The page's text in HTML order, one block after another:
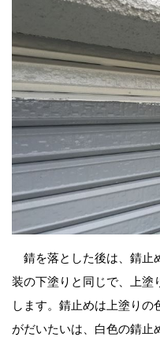
錆を落とした後は、錆止
装の下塗りと同じで、上塗
します。錆止めは上塗り
がだいたいは、白色の錆止